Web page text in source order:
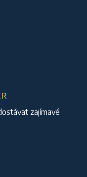
zajímavé